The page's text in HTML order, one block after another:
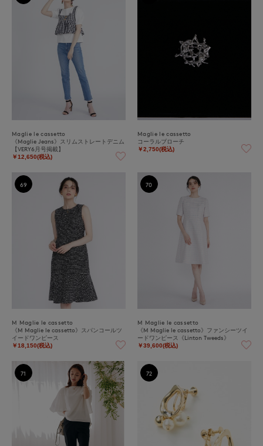
Maglie le cassetto
《Maglie Jeans》スリムストレートデニム
【VERY6月号掲載】
￥12,650(税込)
Maglie le cassetto
コーラルブローチ
￥2,750(税込)
M Maglie le cassetto
《M Maglie le cassetto》スパンコールツ
イードワンピース
￥18,150(税込)
69
M Maglie le cassetto
《M Maglie le cassetto》ファンシーツイ
ードワンピース《Linton Tweeds》
￥39,600(税込)
70
71 72